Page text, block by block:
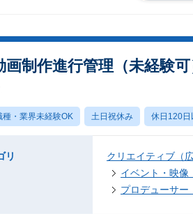
制作進行管理（未経験可
種・業界未経験OK 土日祝休み 休日120日
リ
クリエイティブ（
イベント・映像
プロデューサー